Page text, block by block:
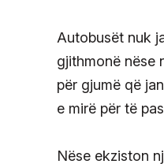
Autobusët nuk
gjithmonë nëse
për gjumë që
e mirë për të
Nëse ekziston